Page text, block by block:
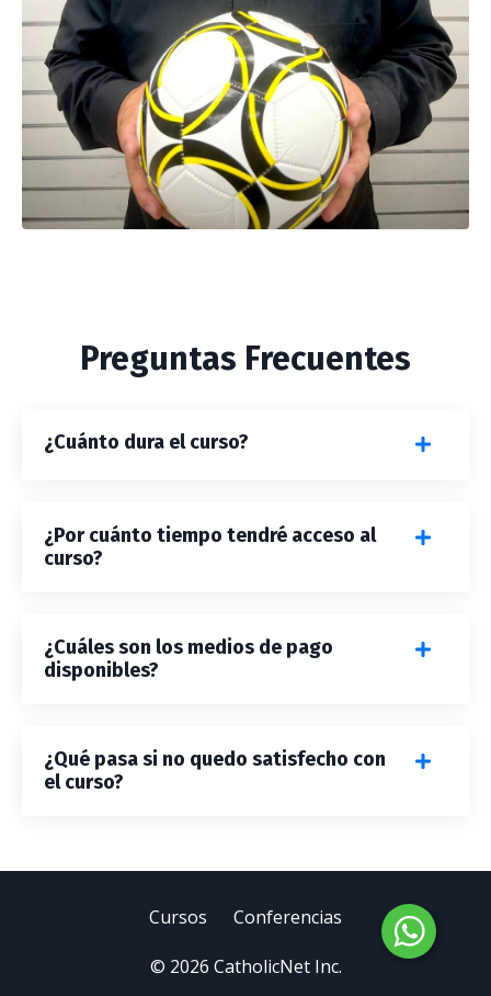
Preguntas Frecuentes
¿Cuánto dura el curso?
¿Por cuánto tiempo tendré acceso al
curso?
¿Cuáles son los medios de pago
disponibles?
¿Qué pasa si no quedo satisfecho con
el curso?
Cursos Conferencias
© 2026 CatholicNet Inc.